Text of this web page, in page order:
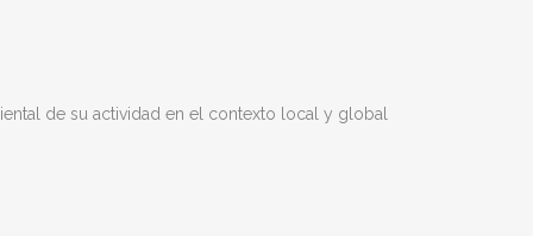
de su actividad en el contexto local y global